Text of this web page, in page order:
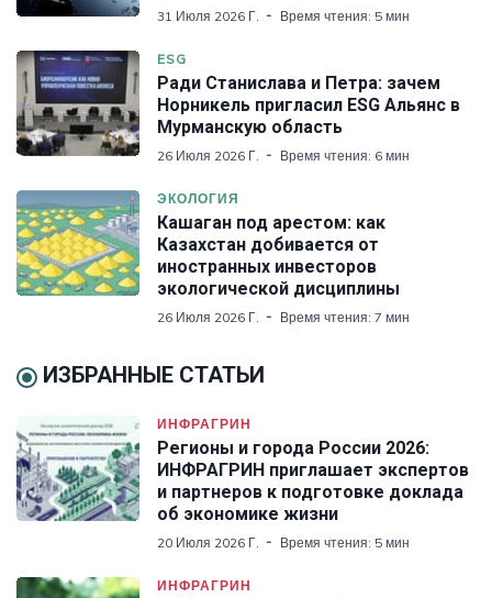
31 Июля 2026 Г. Время чтения: 5 мин
ESG
Ради Станислава и Петра: зачем
Норникель пригласил ESG Альянс в
Мурманскую область
26 Июля 2026 Г. Время чтения: 6 мин
ЭКОЛОГИЯ
Кашаган под арестом: как
Казахстан добивается от
иностранных инвесторов
экологической дисциплины
26 Июля 2026 Г. Время чтения: 7 мин
ИЗБРАННЫЕ СТАТЬИ
ИНФРАГРИН
Регионы и города России 2026:
ИНФРАГРИН приглашает экспертов
и партнеров к подготовке доклада
об экономике жизни
20 Июля 2026 Г. Время чтения: 5 мин
ИНФРАГРИН